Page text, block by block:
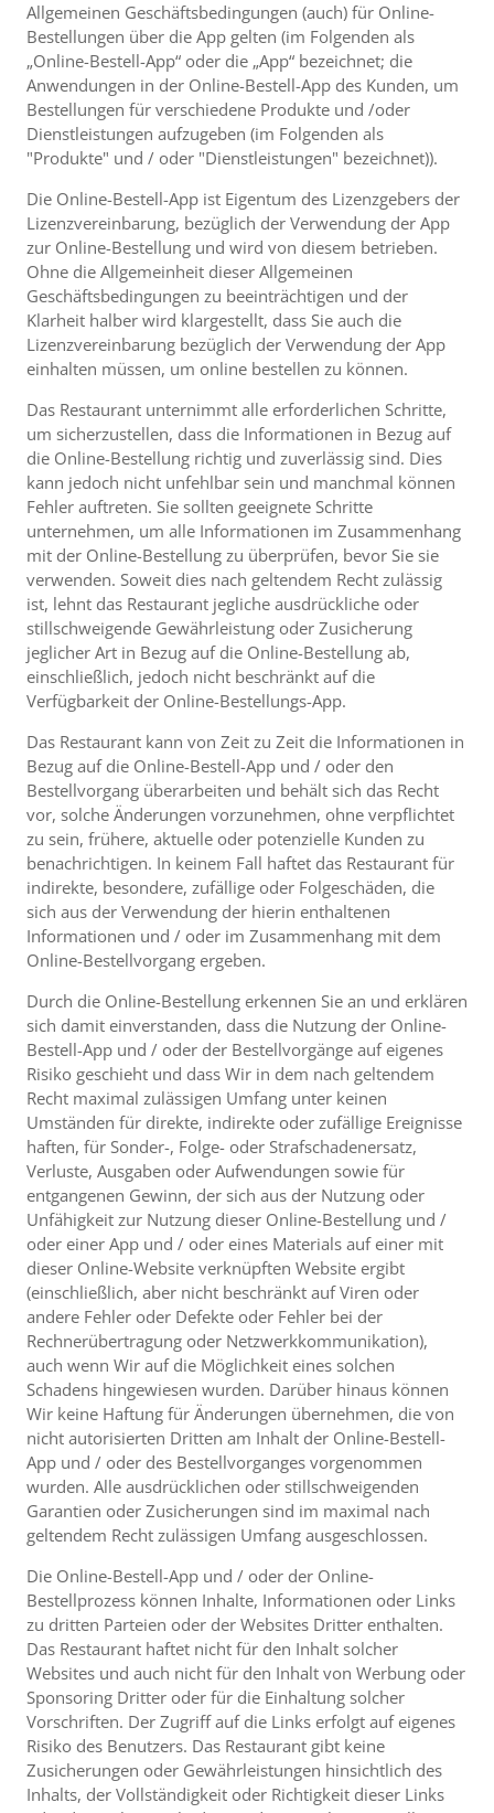
Allgemeinen Geschäftsbedingungen (auch) für Online-
Bestellungen über die App gelten (im Folgenden als
„Online-Bestell-App“ oder die „App“ bezeichnet; die
Anwendungen in der Online-Bestell-App des Kunden, um
Bestellungen für verschiedene Produkte und /oder
Dienstleistungen aufzugeben (im Folgenden als
"Produkte" und / oder "Dienstleistungen" bezeichnet)).
Die Online-Bestell-App ist Eigentum des Lizenzgebers der
Lizenzvereinbarung, bezüglich der Verwendung der App
zur Online-Bestellung und wird von diesem betrieben.
Ohne die Allgemeinheit dieser Allgemeinen
Geschäftsbedingungen zu beeinträchtigen und der
Klarheit halber wird klargestellt, dass Sie auch die
Lizenzvereinbarung bezüglich der Verwendung der App
einhalten müssen, um online bestellen zu können.
Das Restaurant unternimmt alle erforderlichen Schritte,
um sicherzustellen, dass die Informationen in Bezug auf
die Online-Bestellung richtig und zuverlässig sind. Dies
kann jedoch nicht unfehlbar sein und manchmal können
Fehler auftreten. Sie sollten geeignete Schritte
unternehmen, um alle Informationen im Zusammenhang
mit der Online-Bestellung zu überprüfen, bevor Sie sie
verwenden. Soweit dies nach geltendem Recht zulässig
ist, lehnt das Restaurant jegliche ausdrückliche oder
stillschweigende Gewährleistung oder Zusicherung
jeglicher Art in Bezug auf die Online-Bestellung ab,
einschließlich, jedoch nicht beschränkt auf die
Verfügbarkeit der Online-Bestellungs-App.
Das Restaurant kann von Zeit zu Zeit die Informationen in
Bezug auf die Online-Bestell-App und / oder den
Bestellvorgang überarbeiten und behält sich das Recht
vor, solche Änderungen vorzunehmen, ohne verpflichtet
zu sein, frühere, aktuelle oder potenzielle Kunden zu
benachrichtigen. In keinem Fall haftet das Restaurant für
indirekte, besondere, zufällige oder Folgeschäden, die
sich aus der Verwendung der hierin enthaltenen
Informationen und / oder im Zusammenhang mit dem
Online-Bestellvorgang ergeben.
Durch die Online-Bestellung erkennen Sie an und erklären
sich damit einverstanden, dass die Nutzung der Online-
Bestell-App und / oder der Bestellvorgänge auf eigenes
Risiko geschieht und dass Wir in dem nach geltendem
Recht maximal zulässigen Umfang unter keinen
Umständen für direkte, indirekte oder zufällige Ereignisse
haften, für Sonder-, Folge- oder Strafschadenersatz,
Verluste, Ausgaben oder Aufwendungen sowie für
entgangenen Gewinn, der sich aus der Nutzung oder
Unfähigkeit zur Nutzung dieser Online-Bestellung und /
oder einer App und / oder eines Materials auf einer mit
dieser Online-Website verknüpften Website ergibt
(einschließlich, aber nicht beschränkt auf Viren oder
andere Fehler oder Defekte oder Fehler bei der
Rechnerübertragung oder Netzwerkkommunikation),
auch wenn Wir auf die Möglichkeit eines solchen
Schadens hingewiesen wurden. Darüber hinaus können
Wir keine Haftung für Änderungen übernehmen, die von
nicht autorisierten Dritten am Inhalt der Online-Bestell-
App und / oder des Bestellvorganges vorgenommen
wurden. Alle ausdrücklichen oder stillschweigenden
Garantien oder Zusicherungen sind im maximal nach
geltendem Recht zulässigen Umfang ausgeschlossen.
Die Online-Bestell-App und / oder der Online-
Bestellprozess können Inhalte, Informationen oder Links
zu dritten Parteien oder der Websites Dritter enthalten.
Das Restaurant haftet nicht für den Inhalt solcher
Websites und auch nicht für den Inhalt von Werbung oder
Sponsoring Dritter oder für die Einhaltung solcher
Vorschriften. Der Zugriff auf die Links erfolgt auf eigenes
Risiko des Benutzers. Das Restaurant gibt keine
Zusicherungen oder Gewährleistungen hinsichtlich des
Inhalts, der Vollständigkeit oder Richtigkeit dieser Links